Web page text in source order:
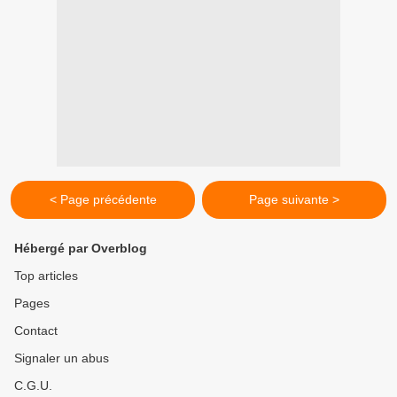
< Page précédente Page suivante >
Hébergé par Overblog
Top articles
Pages
Contact
Signaler un abus
C.G.U.